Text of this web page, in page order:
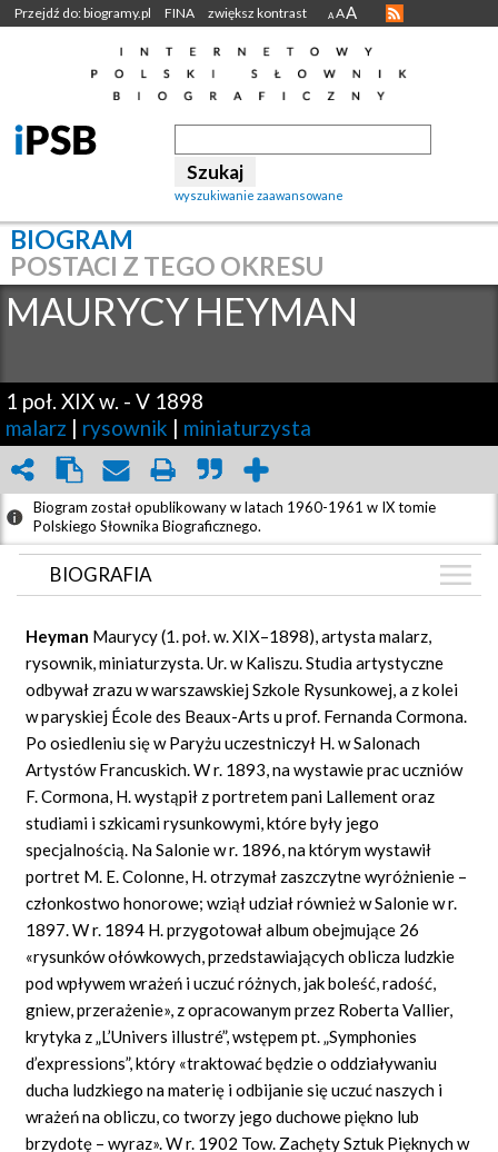
Przejdź do: biogramy.pl FINA zwiększ kontrast A AA
wyszukiwanie zaawansowane
BIOGRAM
POSTACI Z TEGO OKRESU
MAURYCYHEYMAN
1 poł. XIX w. - V 1898
malarz | rysownik | miniaturzysta
Biogram został opublikowany w latach 1960-1961 w IX tomie
Polskiego Słownika Biograficznego.
BIOGRAFIA
GRAF POWIĄZAŃ
DYSKUSJA
Mapa
Heyman Maurycy (1. poł. w. XIX–1898), artysta malarz,
rysownik, miniaturzysta. Ur. w Kaliszu. Studia artystyczne
odbywał zrazu w warszawskiej Szkole Rysunkowej, a z kolei
w paryskiej École des Beaux-Arts u prof. Fernanda Cormona.
Po osiedleniu się w Paryżu uczestniczył H. w Salonach
Artystów Francuskich. W r. 1893, na wystawie prac uczniów
F. Cormona, H. wystąpił z portretem pani Lallement oraz
studiami i szkicami rysunkowymi, które były jego
specjalnością. Na Salonie w r. 1896, na którym wystawił
portret M. E. Colonne, H. otrzymał zaszczytne wyróżnienie –
członkostwo honorowe; wziął udział również w Salonie w r.
1897. W r. 1894 H. przygotował album obejmujące 26
«rysunków ołówkowych, przedstawiających oblicza ludzkie
pod wpływem wrażeń i uczuć różnych, jak boleść, radość,
gniew, przerażenie», z opracowanym przez Roberta Vallier,
krytyka z „L’Univers illustré”, wstępem pt. „Symphonies
d’expressions”, który «traktować będzie o oddziaływaniu
ducha ludzkiego na materię i odbijanie się uczuć naszych i
wrażeń na obliczu, co tworzy jego duchowe piękno lub
brzydotę – wyraz». W r. 1902 Tow. Zachęty Sztuk Pięknych w